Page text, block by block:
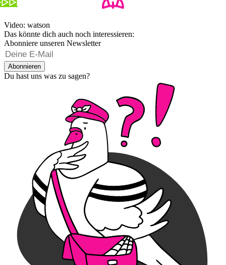
Video: watson
Das könnte dich auch noch interessieren:
Abonniere unseren Newsletter
Abonnieren
Du hast uns was zu sagen?